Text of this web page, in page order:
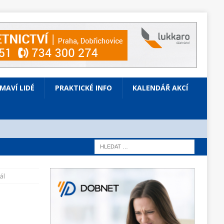
LIDÉ PRAKTICKÉ INFO KALENDÁŘ AKCÍ